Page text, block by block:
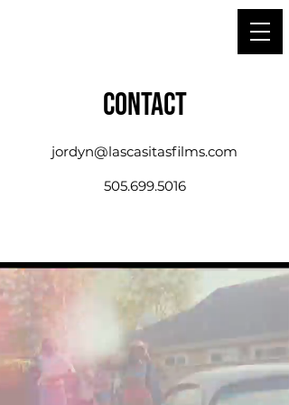
Contact
jordyn@lascasitasfilms.com
505.699.5016